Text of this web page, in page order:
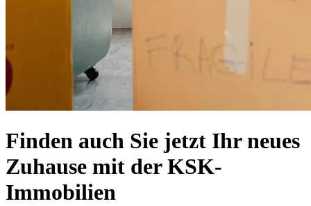
Finden auch Sie jetzt Ihr neues
Zuhause mit der KSK-
Immobilien